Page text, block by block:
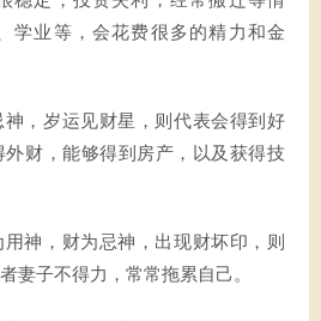
学业等，会花费很多的精力和金
神，岁运见财星，则代表会得到好
财，能够得到房产，以及获得技
神，财为忌神，出现财坏印，则
妻子不得力，常常拖累自己。